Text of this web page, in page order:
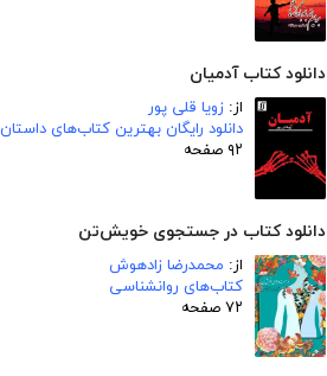
دانلود کتاب آدمیان
از: زویا قلی پور
دانلود رایگان بهترین کتاب‌های داستان
۹۲ صفحه
دانلود کتاب در جستجوی خویش‌تن
از: محمدرضا زادهوش
کتاب‌های روانشناسی
۷۲ صفحه